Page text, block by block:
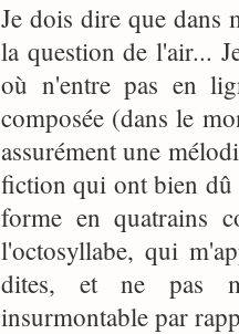
Je dois dire que dans
la question de l'air...
où n'entre pas en
composée (dans le
assurément une
fiction qui ont bien dû
forme en quatrains
l'octosyllabe, qui
dites, et ne pas
insurmontable par